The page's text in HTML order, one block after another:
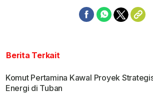
Berita Terkait
Komut Pertamina Kawal Proyek
Energi di Tuban